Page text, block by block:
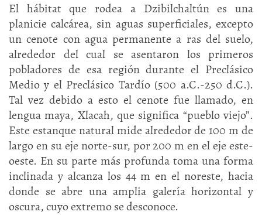
El hábitat que rodea a Dzibilchaltún es una
planicie calcárea, sin aguas superficiales, excepto
un cenote con agua permanente a ras del suelo,
alrededor del cual se asentaron los primeros
pobladores de esa región durante el Preclásico
Medio y el Preclásico Tardío (500 a.C.-250 d.C.).
Tal vez debido a esto el cenote fue llamado, en
lengua maya, Xlacah, que significa “pueblo viejo”.
Este estanque natural mide alrededor de 100 m de
largo en su eje norte-sur, por 200 m en el eje este-
oeste. En su parte más profunda toma una forma
inclinada y alcanza los 44 m en el noreste, hacia
donde se abre una amplia galería horizontal y
oscura, cuyo extremo se desconoce.